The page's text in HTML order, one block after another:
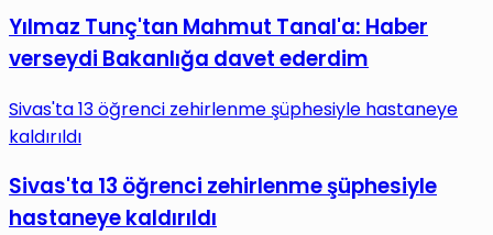
Yılmaz Tunç'tan Mahmut Tanal'a: Haber
verseydi Bakanlığa davet ederdim
Sivas'ta 13 öğrenci zehirlenme şüphesiyle hastaneye
kaldırıldı
Sivas'ta 13 öğrenci zehirlenme şüphesiyle
hastaneye kaldırıldı